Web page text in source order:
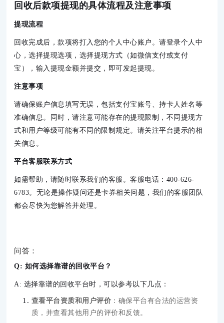
回收后款项提现的具体流程及注意事项
提现流程
回收完成后，款项将打入您的个人中心账户。请登录个人中
心，选择提现选项，选择提现方式（如微信支付或支付
宝），输入提现金额并提交，即可发起提现。
注意事项
请确保账户信息填写无误，包括支付宝账号、持卡人姓名等
准确信息。同时，请注意可能存在的提现限制，不同提现方
式和用户等级可能有不同的限制规定。请关注平台提示的相
关信息。
平台客服联系方式
如需帮助，请随时联系我们的客服。客服电话：400-626-
6783。无论是操作疑问还是卡券相关问题，我们的客服团队
都会尽快为您解答并处理。
问答：
Q: 如何选择靠谱的回收平台？
A: 选择靠谱的回收平台时，可以参考以下几点：
查看平台资质和用户评价 ：确保平台有合法的运营资
质，并查看其他用户的评价和反馈。